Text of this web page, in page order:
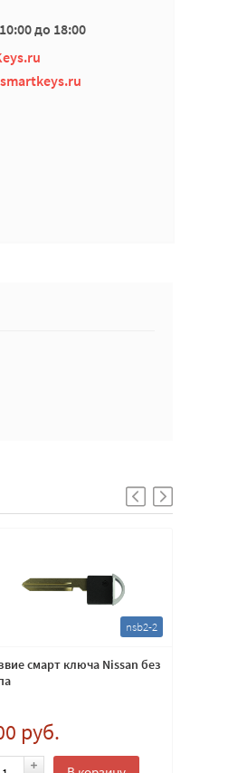
до 18:00
nsb2-2
смарт ключа Nissan без
руб.